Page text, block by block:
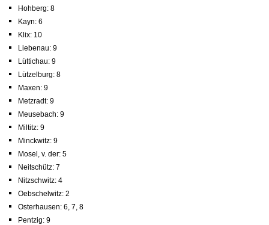
Hohberg: 8
Kayn: 6
Klix: 10
Liebenau: 9
Lüttichau: 9
Lützelburg: 8
Maxen: 9
Metzradt: 9
Meusebach: 9
Miltitz: 9
Minckwitz: 9
Mosel, v. der: 5
Neitschütz: 7
Nitzschwitz: 4
Oebschelwitz: 2
Osterhausen: 6, 7, 8
Pentzig: 9